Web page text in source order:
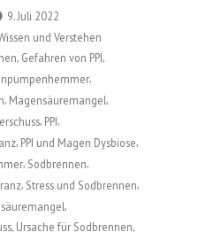
9. Juli 2022
und Verstehen
Gefahren von PPI
,
, Magensäuremangel,
, PPI,
, PPI und Magen Dysbiose
Sodbrennen
Stress und Sodbrennen
Ursache für Sodbrennen